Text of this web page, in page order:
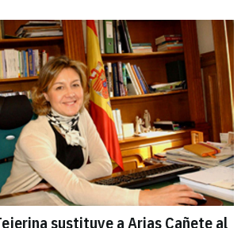
sustituye a Arias Cañete al